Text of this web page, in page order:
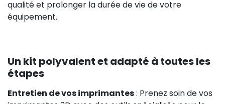
qualité et prolonger la durée de vie de votre
équipement.
Un kit polyvalent et adapté à toutes les
étapes
Entretien de vos imprimantes: Prenez soin de vos